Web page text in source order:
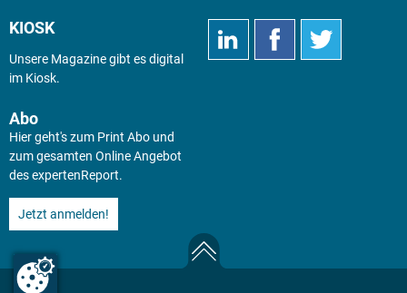
KIOSK
Unsere Magazine gibt es digital
im Kiosk.
Abo
Hier geht's zum Print Abo und
zum gesamten Online Angebot
des expertenReport.
Jetzt anmelden!